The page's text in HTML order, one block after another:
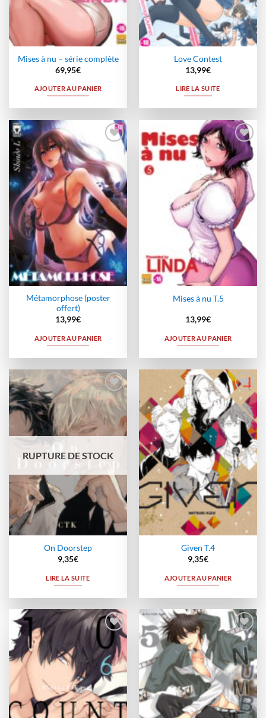
Mises à nu – série complète
69,95€
AJOUTER AU PANIER
Love Contest
13,99€
LIRE LA SUITE
Ajouter
à la
wishlist
Métamorphose (poster
offert)
13,99€
AJOUTER AU PANIER
Ajouter
à la
wishlist
Mises à nu T.5
13,99€
AJOUTER AU PANIER
Ajouter
à la
wishlist
RUPTURE DE STOCK
On Doorstep
9,35€
LIRE LA SUITE
Ajouter
à la
wishlist
Given T.4
9,35€
AJOUTER AU PANIER
Ajouter
à la
wishlist
Ajouter
à la
wishlist